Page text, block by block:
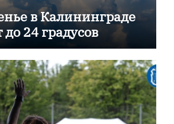
в Калининграде
24 градусов